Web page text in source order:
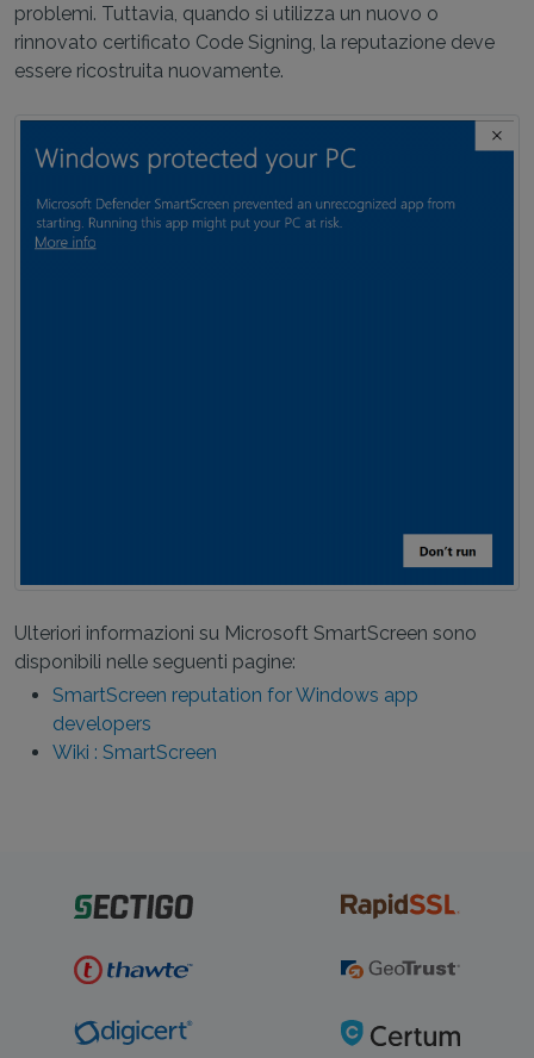
problemi. Tuttavia, quando si utilizza un nuovo o
rinnovato certificato Code Signing, la reputazione deve
essere ricostruita nuovamente.
Ulteriori informazioni su Microsoft SmartScreen sono
disponibili nelle seguenti pagine:
SmartScreen reputation for Windows app
developers
Wiki : SmartScreen